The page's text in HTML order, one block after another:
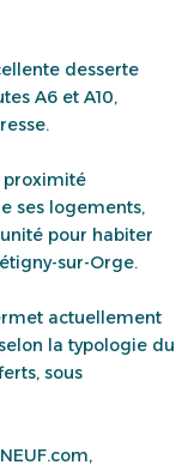
desserte
A6 et A10,
proximité
ses logements,
pour habiter
sur-Orge.
actuellement
la typologie du
sous